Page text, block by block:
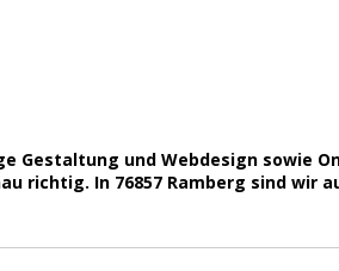
Gestaltung und Webdesign sowie
richtig. In 76857 Ramberg sind wir